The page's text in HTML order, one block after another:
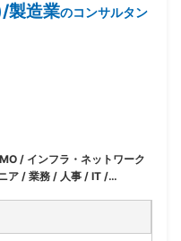
製造業のコンサルタン
/ インフラ・ネットワーク
ア / 業務 / 人事 / IT /